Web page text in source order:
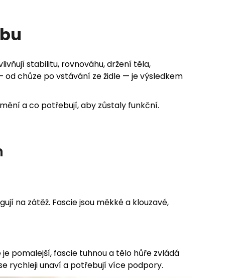
stabilitu, rovnováhu, držení těla,
chůze po vstávání ze židle — je výsledkem
a co potřebují, aby zůstaly funkční.
na zátěž. Fascie jsou měkké a klouzavé,
pomalejší, fascie tuhnou a tělo hůře zvládá
rychleji unaví a potřebují více podpory.